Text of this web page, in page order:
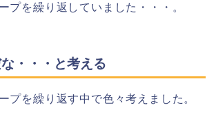
プを繰り返していました・・・。
・・・と考える
プを繰り返す中で色々考えました。